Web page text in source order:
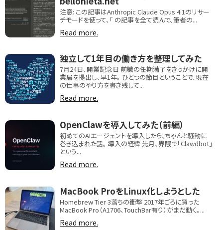
注意: この記事はAnthropic Claude Opus 4.1のリサー
チモードを使って、「 の記事を全て読んで、筆者の...
Read more.
独立して1年目の働き方を整理してみた
7月24日、開業記念日 前職の任期満了をきっかけに開
業届を提出し、早1年。 ひとつの節目ということで、現在
の仕事のやり方を書き残して...
Read more.
OpenClawを導入してみた（前編）
初めてのAIエージェントを導入したら、ちゃんと騒動に
巻き込まれた話。 導入の経緯 先月、界隈で「Clawdbot」
という...
Read more.
MacBook ProをLinux化しようとした
Homebrew Tier 3落ちの衝撃 2017年ごろに買った
MacBook Pro（A1706、TouchBar有り）がまだ動く。...
Read more.